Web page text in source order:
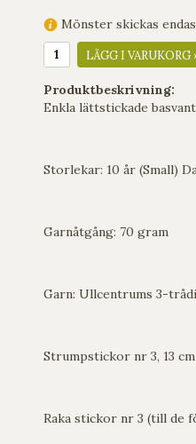
Mönster skickas
LÄGG I VARUKORG
Produktbeskrivning:
Enkla lättstickade
Storlekar: 10 år (Small)
Garnåtgång: 70 gram
Garn: Ullcentrums 3-
Strumpstickor nr 3, 13 cm
Raka stickor nr 3 (till de